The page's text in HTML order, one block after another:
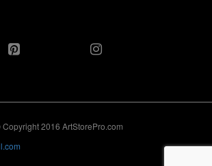
2016 ArtStorePro.com